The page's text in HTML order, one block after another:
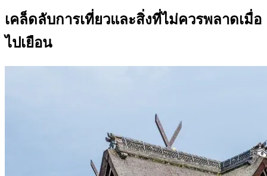
เคล็ดลับการเที่ยวและสิ่งที่ไม่ควรพลาดเมื่อ
ไปเยือน